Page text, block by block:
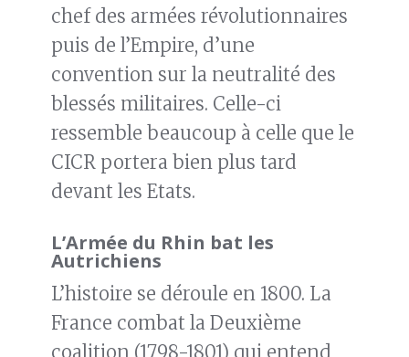
chef des armées révolutionnaires
puis de l’Empire, d’une
convention sur la neutralité des
blessés militaires. Celle-ci
ressemble beaucoup à celle que le
CICR portera bien plus tard
devant les Etats.
L’Armée du Rhin bat les
Autrichiens
L’histoire se déroule en 1800. La
France combat la Deuxième
coalition (1798-1801) qui entend